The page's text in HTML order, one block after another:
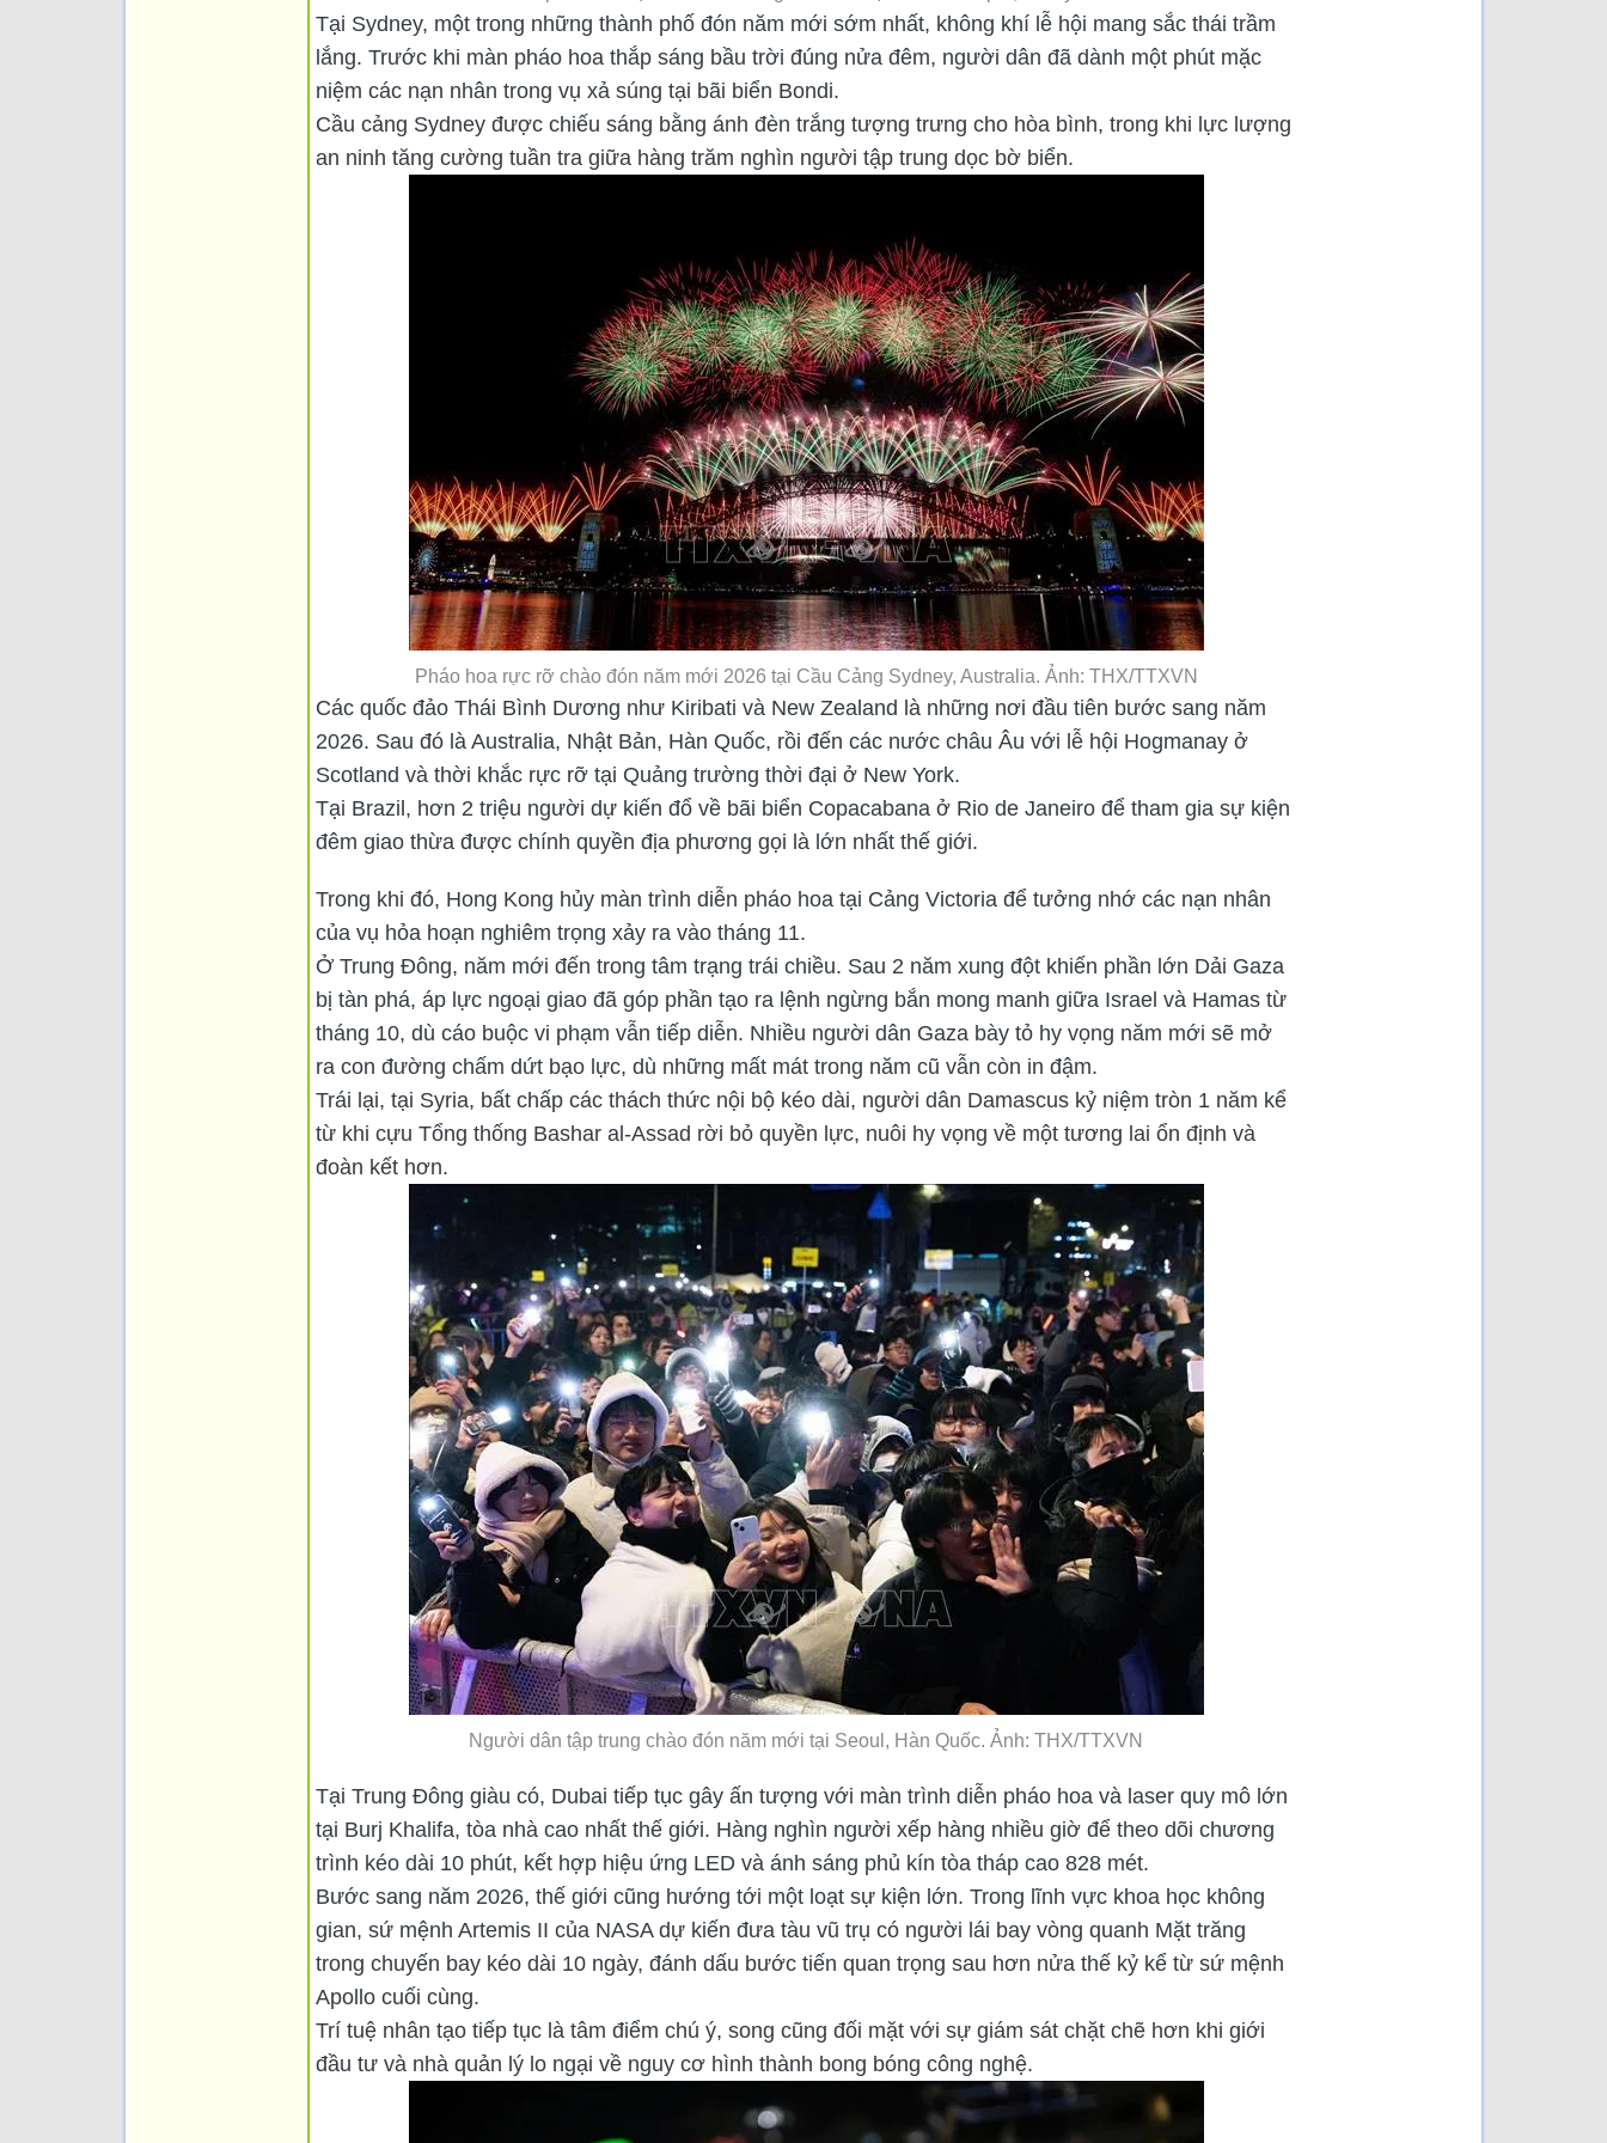
Tại Sydney, một trong những thành phố đón năm mới sớm nhất, không khí lễ hội mang sắc thái trầm
lắng. Trước khi màn pháo hoa thắp sáng bầu trời đúng nửa đêm, người dân đã dành một phút mặc
niệm các nạn nhân trong vụ xả súng tại bãi biển Bondi.
Cầu cảng Sydney được chiếu sáng bằng ánh đèn trắng tượng trưng cho hòa bình, trong khi lực lượng
an ninh tăng cường tuần tra giữa hàng trăm nghìn người tập trung dọc bờ biển.
Pháo hoa rực rỡ chào đón năm mới 2026 tại Cầu Cảng Sydney, Australia. Ảnh: THX/TTXVN
Các quốc đảo Thái Bình Dương như Kiribati và New Zealand là những nơi đầu tiên bước sang năm
2026. Sau đó là Australia, Nhật Bản, Hàn Quốc, rồi đến các nước châu Âu với lễ hội Hogmanay ở
Scotland và thời khắc rực rỡ tại Quảng trường thời đại ở New York.
Tại Brazil, hơn 2 triệu người dự kiến đổ về bãi biển Copacabana ở Rio de Janeiro để tham gia sự kiện
đêm giao thừa được chính quyền địa phương gọi là lớn nhất thế giới.
Trong khi đó, Hong Kong hủy màn trình diễn pháo hoa tại Cảng Victoria để tưởng nhớ các nạn nhân
của vụ hỏa hoạn nghiêm trọng xảy ra vào tháng 11.
Ở Trung Đông, năm mới đến trong tâm trạng trái chiều. Sau 2 năm xung đột khiến phần lớn Dải Gaza
bị tàn phá, áp lực ngoại giao đã góp phần tạo ra lệnh ngừng bắn mong manh giữa Israel và Hamas từ
tháng 10, dù cáo buộc vi phạm vẫn tiếp diễn. Nhiều người dân Gaza bày tỏ hy vọng năm mới sẽ mở
ra con đường chấm dứt bạo lực, dù những mất mát trong năm cũ vẫn còn in đậm.
Trái lại, tại Syria, bất chấp các thách thức nội bộ kéo dài, người dân Damascus kỷ niệm tròn 1 năm kể
từ khi cựu Tổng thống Bashar al-Assad rời bỏ quyền lực, nuôi hy vọng về một tương lai ổn định và
đoàn kết hơn.
Người dân tập trung chào đón năm mới tại Seoul, Hàn Quốc. Ảnh: THX/TTXVN
Tại Trung Đông giàu có, Dubai tiếp tục gây ấn tượng với màn trình diễn pháo hoa và laser quy mô lớn
tại Burj Khalifa, tòa nhà cao nhất thế giới. Hàng nghìn người xếp hàng nhiều giờ để theo dõi chương
trình kéo dài 10 phút, kết hợp hiệu ứng LED và ánh sáng phủ kín tòa tháp cao 828 mét.
Bước sang năm 2026, thế giới cũng hướng tới một loạt sự kiện lớn. Trong lĩnh vực khoa học không
gian, sứ mệnh Artemis II của NASA dự kiến đưa tàu vũ trụ có người lái bay vòng quanh Mặt trăng
trong chuyến bay kéo dài 10 ngày, đánh dấu bước tiến quan trọng sau hơn nửa thế kỷ kể từ sứ mệnh
Apollo cuối cùng.
Trí tuệ nhân tạo tiếp tục là tâm điểm chú ý, song cũng đối mặt với sự giám sát chặt chẽ hơn khi giới
đầu tư và nhà quản lý lo ngại về nguy cơ hình thành bong bóng công nghệ.